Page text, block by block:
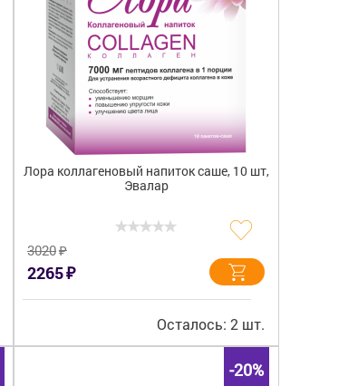
Лора коллагеновый напиток саше, 10 шт,
Эвалар
3020₽
2265₽
Осталось: 2 шт.
-20%